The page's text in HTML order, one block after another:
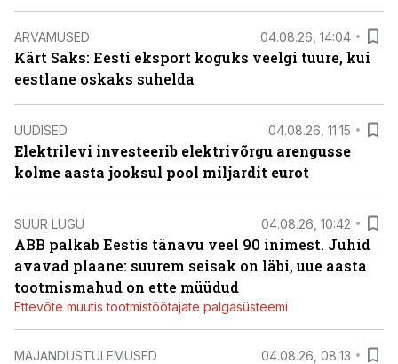
ARVAMUSED 04.08.26, 14:04
Kärt Saks: Eesti eksport koguks veelgi tuure, kui
eestlane oskaks suhelda
UUDISED 04.08.26, 11:15
Elektrilevi investeerib elektrivõrgu arengusse
kolme aasta jooksul pool miljardit eurot
SUUR LUGU 04.08.26, 10:42
ABB palkab Eestis tänavu veel 90 inimest. Juhid
avavad plaane: suurem seisak on läbi, uue aasta
tootmismahud on ette müüdud
Ettevõte muutis tootmistöötajate palgasüsteemi
MAJANDUSTULEMUSED 04.08.26, 08:13